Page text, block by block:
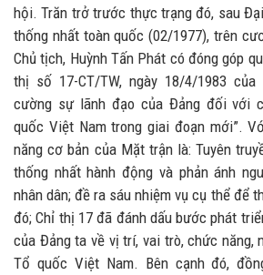
hội. Trăn trở trước thực trạng đó, sau
thống nhất toàn quốc (02/1977), trên
Chủ tịch, Huỳnh Tấn Phát có đóng góp
thị số 17-CT/TW, ngày 18/4/1983
cường sự lãnh đạo của Đảng đối với
quốc Việt Nam trong giai đoạn mới”.
năng cơ bản của Mặt trận là: Tuyên
thống nhất hành động và phản ánh
nhân dân; đề ra sáu nhiệm vụ cụ thể để
đó; Chỉ thị 17 đã đánh dấu bước phát
của Đảng ta về vị trí, vai trò, chức năng,
Tổ quốc Việt Nam. Bên cạnh đó,